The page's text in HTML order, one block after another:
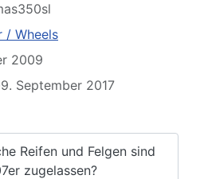
/ Wheels
2009
September 2017
Reifen und Felgen sind
zugelassen?